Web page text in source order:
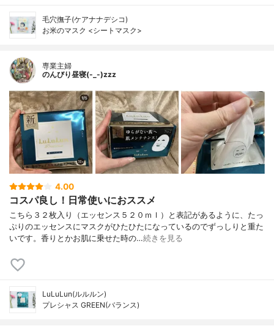
毛穴撫子(ケアナナデシコ)
お米のマスク <シートマスク>
専業主婦
のんびり昼寝(-_-)zzz
4.00
コスパ良し！日常使いにおススメ
こちら３２枚入り（エッセンス５２０ｍｌ）と表記があるように、たっ
ぷりのエッセンスにマスクがひたひたになっているのでずっしりと重た
いです。香りとかお肌に乗せた時の…続きを見る
LuLuLun(ルルルン)
プレシャス GREEN(バランス)